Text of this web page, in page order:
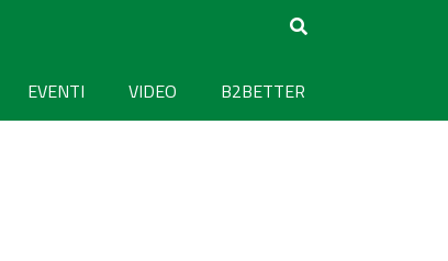
EVENTI VIDEO B2BETTER